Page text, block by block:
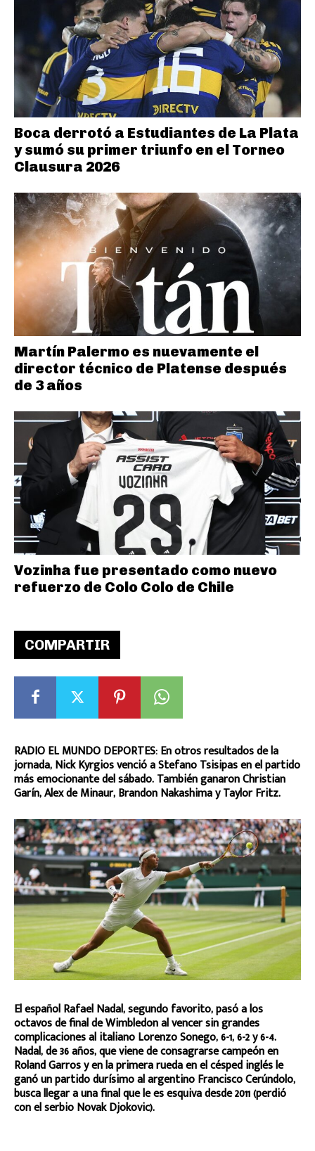
COMPARTIR
RADIO EL MUNDO DEPORTES: En otros resultados de la
jornada, Nick Kyrgios venció a Stefano Tsisipas en el partido
más emocionante del sábado. También ganaron Christian
Garín, Alex de Minaur, Brandon Nakashima y Taylor Fritz.
El español Rafael Nadal, segundo favorito, pasó a los
octavos de final de Wimbledon al vencer sin grandes
complicaciones al italiano Lorenzo Sonego, 6-1, 6-2 y 6-4.
Nadal, de 36 años, que viene de consagrarse campeón en
Roland Garros y en la primera rueda en el césped inglés le
ganó un partido durísimo al argentino Francisco Cerúndolo,
busca llegar a una final que le es esquiva desde 2011 (perdió
con el serbio Novak Djokovic).
Boca derrotó a Estudiantes de La Plata
y sumó su primer triunfo en el Torneo
Clausura 2026
Martín Palermo es nuevamente el
director técnico de Platense después
de 3 años
Vozinha fue presentado como nuevo
refuerzo de Colo Colo de Chile